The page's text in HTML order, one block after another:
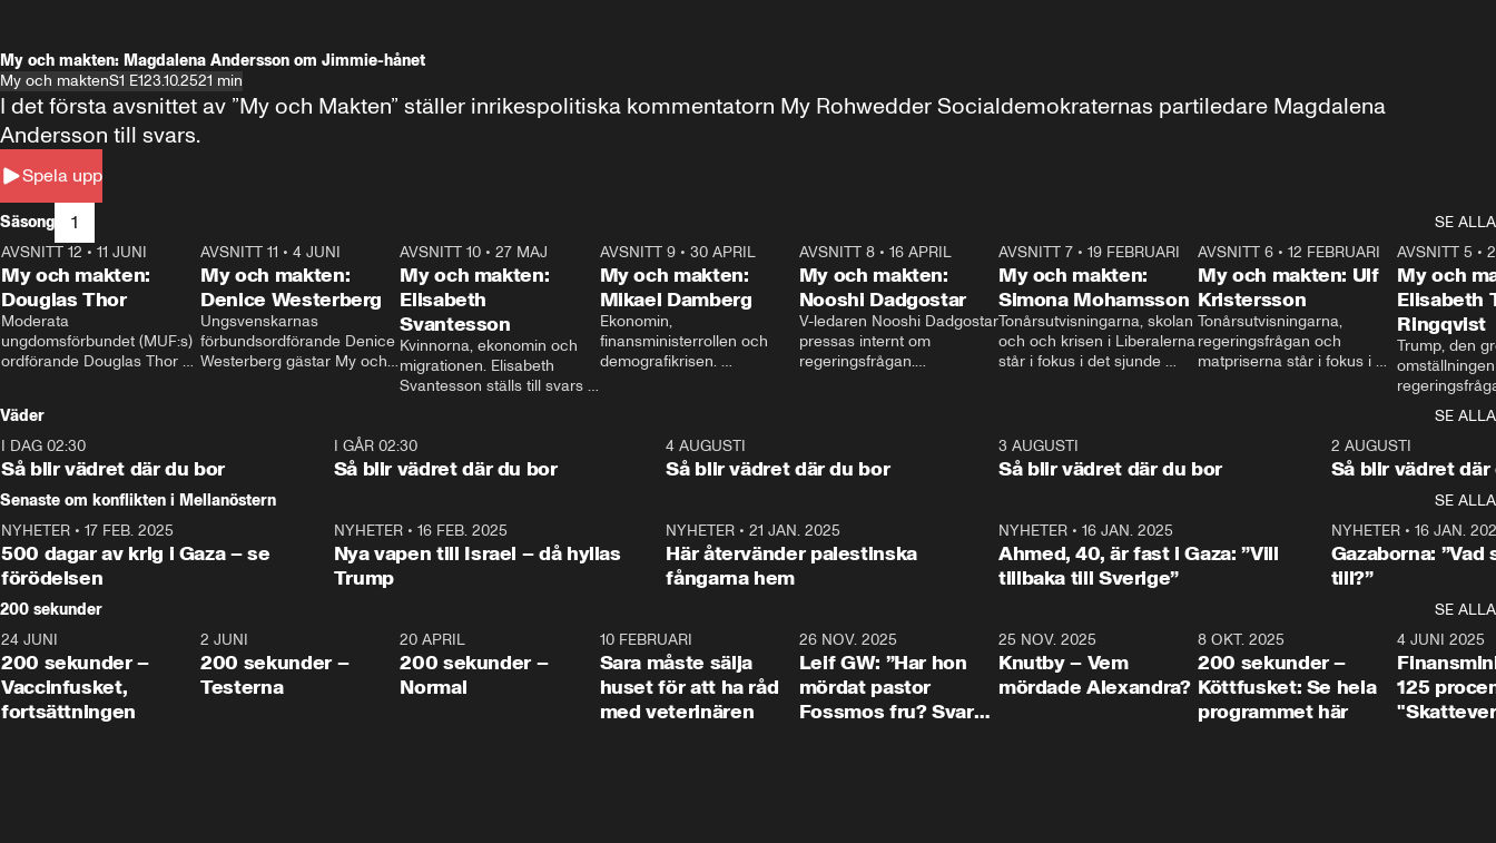
My och makten: Magdalena Andersson om Jimmie-hånet
My och maktenS1 E123.10.2521 min
Spela upp
I det första avsnittet av ”My och Makten” ställer inrikespolitiska kommentatorn My Rohwedder Socialdemokraternas partiledare Magdalena
Andersson till svars.
Säsong 1
SE ALLA
26:27
AVSNITT 12 • 11 JUNI
My och makten:
Douglas Thor
Moderata
ungdomsförbundet (MUF:s)
ordförande Douglas Thor
tonårsutvisningarna och hur
Moderaterna ska locka
väljare till valet i höst.
23:40
AVSNITT 11 •4 JUNI
My och makten:
Denice Westerberg
Ungsvenskarnas
förbundsordförande Denice
Westerberg gästar My och
AVSNITT 10 •27 MAJ
My och makten:
Elisabeth
Svantesson
Kvinnorna, ekonomin och
migrationen. Elisabeth
Svantesson ställs till svars
AVSNITT 9• 30 APRIL
My och makten:
Mikael Damberg
Ekonomin,
finansministerrollen och
demografikrisen.
och Makten.
AVSNITT 8• 16 APRIL
My och makten:
Nooshi Dadgostar
V-ledaren Nooshi Dadgostar
pressas internt om
regeringsfrågan.
– Vi ställer upp i val. Ska vi
vara med så sitter vi förstås
24:30
AVSNITT 7• 19 FEBRUARI
My och makten:
Simona Mohamsson
Tonårsutvisningarna, skolan
och och krisen i Liberalerna
står i fokus i det sjunde
kommentator My
Rohwedder ställer
utbildnings- och
Mohamsson till svars.
27:30
AVSNITT 6 •12 FEBRUARI
My och makten: Ulf
Kristersson
Tonårsutvisningarna,
regeringsfrågan och
matpriserna står i fokus i
Rohwedder ställer
statsminister Ulf Kristersson
AVSNITT 5 •
My och
Elisabeth
Ringqvist
Trump, den
centrum i
avsnittet av
Makten”. Se
Aftonbladets
Rohwedder
Thand Ring
Väder
SE ALLA
I DAG 02:30
Så blir vädret där du bor
1:06
I GÅR 02:30
Så blir vädret där du bor
4 AUGUSTI
Så blir vädret där du bor
3 AUGUSTI
Så blir vädret där du bor
2 AUGUSTI
Så blir vädret där
Senaste om konflikten i Mellanöstern
SE ALLA
NYHETER • 17 FEB. 2025
500 dagar av krig i Gaza – se
förödelsen
NYHETER• 16 FEB. 2025
Nya vapen till Israel – då hyllas
Trump
NYHETER •21 JAN. 2025
Här återvänder palestinska
fångarna hem
NYHETER• 16 JAN. 2025
Ahmed, 40, är fast i Gaza: ”Vill
tillbaka till Sverige”
NYHETER• 16 JAN.
Gazaborna:
till?”
200 sekunder
SE ALLA
5:00
24 JUNI
200 sekunder –
Vaccinfusket,
fortsättningen
4:23
2 JUNI
200 sekunder –
Testerna
20 APRIL
200 sekunder –
Normal
10 FEBRUARI
Sara måste sälja
huset för att ha råd
med veterinären
26 NOV. 2025
Leif GW: ”Har hon
mördat pastor
Fossmos fru? Svar
31:05
25 NOV. 2025
Knutby – Vem
mördade Alexandra?
4:29
8 OKT. 2025
200 sekunder –
Köttfusket: Se hela
programmet här
4 JUNI 2025
125